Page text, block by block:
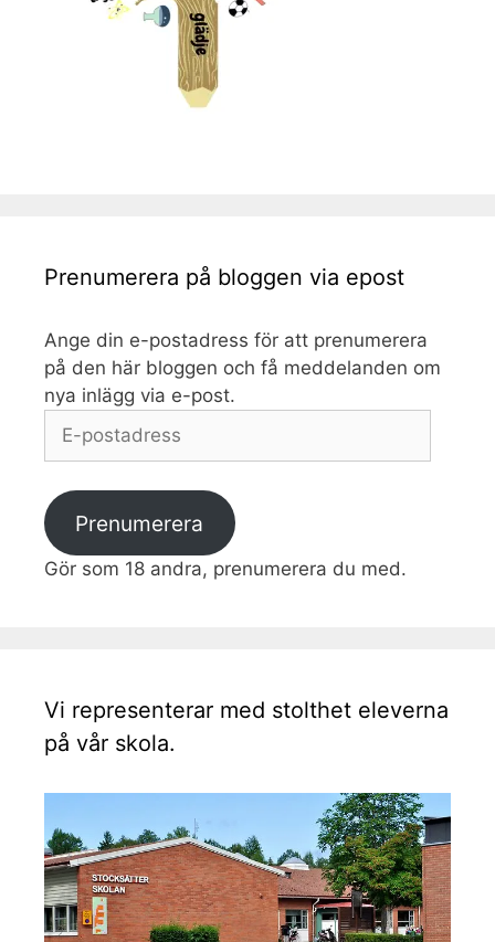
Prenumerera på bloggen via epost
Ange din e-postadress för att prenumerera
på den här bloggen och få meddelanden om
nya inlägg via e-post.
postadress
Prenumerera
Gör som 18 andra, prenumerera du med.
Vi representerar med stolthet eleverna
på vår skola.